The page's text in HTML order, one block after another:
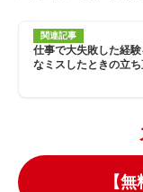
関連記事
仕事で大失敗した経
なミスしたときの立
【